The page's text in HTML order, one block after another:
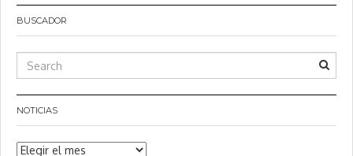
BUSCADOR
NOTICIAS
Noticias